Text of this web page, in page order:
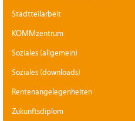
Stadtteilarbeit
KOMMzentrum
Soziales (allgemein)
Soziales (downloads)
Rentenangelegenheiten
Zukunftsdiplom